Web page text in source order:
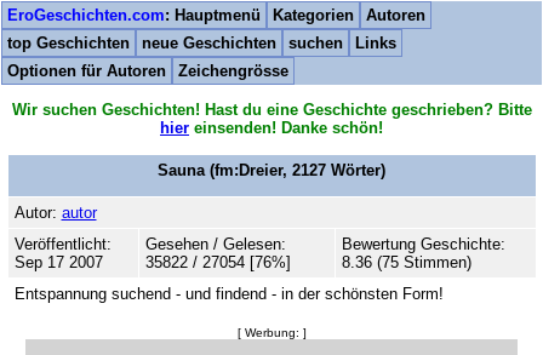
EroGeschichten.com: Hauptmenü Kategorien
Autoren
top Geschichten
neue Geschichten suchen
Links
Optionen für Autoren
Zeichengrösse
Wir suchen Geschichten! Hast du eine Geschichte geschrieben? Bitte
hier einsenden! Danke schön!
Sauna (fm:Dreier, 2127 Wörter)
Autor: autor
Veröffentlicht:
Sep 17 2007
Gesehen / Gelesen:
35822 / 27054 [76%]
Bewertung Geschichte:
8.36 (75 Stimmen)
Entspannung suchend - und findend - in der schönsten Form!
[ Werbung: ]